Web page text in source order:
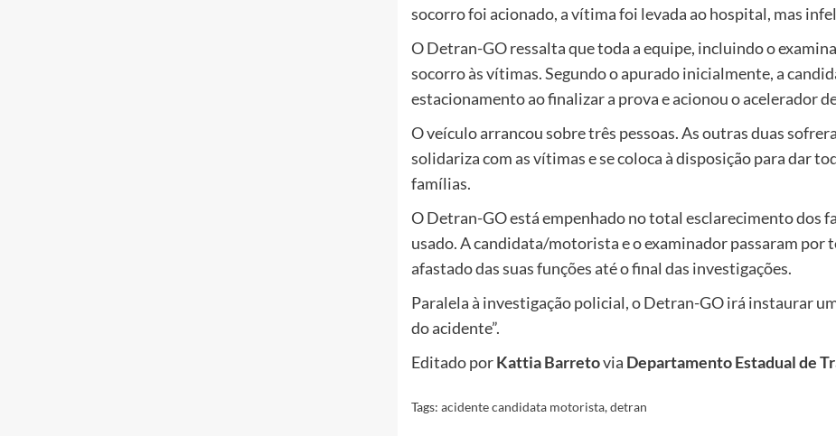
socorro foi acionado, a vítima foi levada ao hospital, mas
O Detran-GO ressalta que toda a equipe, incluindo o
socorro às vítimas. Segundo o apurado inicialmente, a
estacionamento ao finalizar a prova e acionou o acelerador
O veículo arrancou sobre três pessoas. As outras duas
solidariza com as vítimas e se coloca à disposição para dar
famílias.
O Detran-GO está empenhado no total esclarecimento dos
usado. A candidata/motorista e o examinador passaram por
afastado das suas funções até o final das investigações.
Paralela à investigação policial, o Detran-GO irá instaurar
do acidente”.
Editado porKattia Barretovia Departamento Estadual de
Tags: acidente candidata motorista,detran